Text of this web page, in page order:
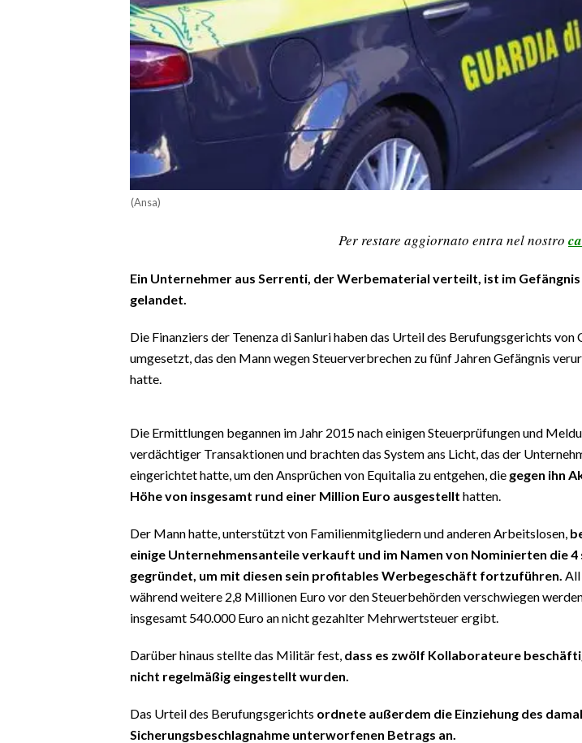
(Ansa)
Per restare aggiornato entra nel nostro
Ein Unternehmer aus Serrenti, der Werbematerial verteilt, ist im Gefängnis
gelandet.
Die Finanziers der Tenenza di Sanluri haben das Urteil des Berufungsgerichts von
umgesetzt, das den Mann wegen Steuerverbrechen zu fünf Jahren Gefängnis
hatte.
Die Ermittlungen begannen im Jahr 2015 nach einigen Steuerprüfungen und
verdächtiger Transaktionen und brachten das System ans Licht, das der
eingerichtet hatte, um den Ansprüchen von Equitalia zu entgehen, die gegen ihn
Höhe von insgesamt rund einer Million Euro ausgestellt hatten.
Der Mann hatte, unterstützt von Familienmitgliedern und anderen Arbeitslosen,
einige Unternehmensanteile verkauft und im Namen von Nominierten die 4
gegründet, um mit diesen sein profitables Werbegeschäft fortzuführen. All
während weitere 2,8 Millionen Euro vor den Steuerbehörden verschwiegen
insgesamt 540.000 Euro an nicht gezahlter Mehrwertsteuer ergibt.
Darüber hinaus stellte das Militär fest, dass es zwölf Kollaborateure
nicht regelmäßig eingestellt wurden.
Das Urteil des Berufungsgerichts ordnete außerdem die Einziehung des
Sicherungsbeschlagnahme unterworfenen Betrags an.